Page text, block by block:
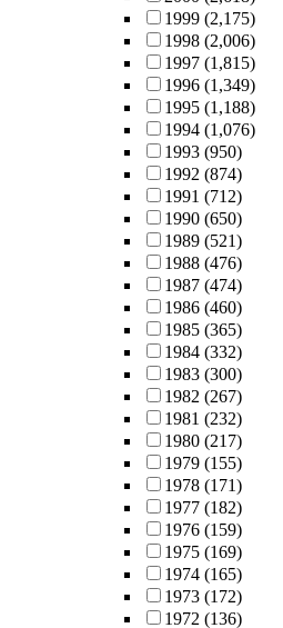
1999 (2,175)
1998 (2,006)
1997 (1,815)
1996 (1,349)
1995 (1,188)
1994 (1,076)
1993 (950)
1992 (874)
1991 (712)
1990 (650)
1989 (521)
1988 (476)
1987 (474)
1986 (460)
1985 (365)
1984 (332)
1983 (300)
1982 (267)
1981 (232)
1980 (217)
1979 (155)
1978 (171)
1977 (182)
1976 (159)
1975 (169)
1974 (165)
1973 (172)
1972 (136)